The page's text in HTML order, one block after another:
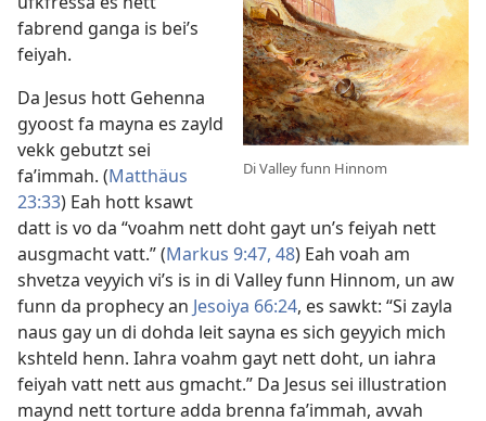
Di Valley funn Hinnom
fabrend ganga is bei’s
feiyah.
Da Jesus hott Gehenna
gyoost fa mayna es zayld
vekk gebutzt sei
fa’immah. (Matthäus
23:33) Eah hott ksawt
datt is vo da “voahm nett doht gayt un’s feiyah nett
ausgmacht vatt.” (Markus 9:47, 48) Eah voah am
shvetza veyyich vi’s is in di Valley funn Hinnom, un aw
funn da prophecy an Jesoiya 66:24, es sawkt: “Si zayla
naus gay un di dohda leit sayna es sich geyyich mich
kshteld henn. Iahra voahm gayt nett doht, un iahra
feiyah vatt nett aus gmacht.” Da Jesus sei illustration
maynd nett torture adda brenna fa’immah, avvah